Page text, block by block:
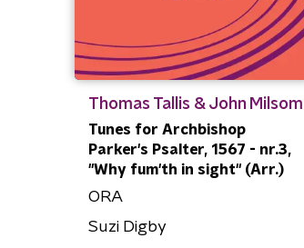
Thomas Tallis & John Milsom
Tunes for Archbishop
Parker's Psalter, 1567 - nr.3,
"Why fum'th in sight" (Arr.)
ORA
Suzi Digby